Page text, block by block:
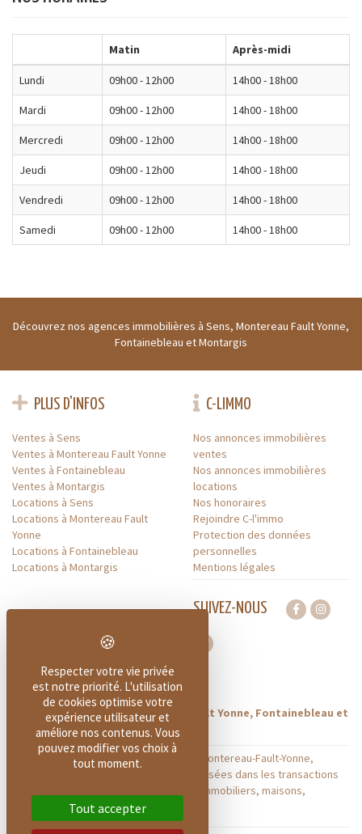
Matin Après-midi
Lundi 09h00 - 12h00 14h00 - 18h00
Mardi 09h00 - 12h00 14h00 - 18h00
Mercredi 09h00 - 12h00 14h00 - 18h00
Jeudi 09h00 - 12h00 14h00 - 18h00
Vendredi 09h00 - 12h00 14h00 - 18h00
Samedi 09h00 - 12h00 14h00 - 18h00
Découvrez nos agences immobilières à Sens, Montereau Fault Yonne,
Fontainebleau et Montargis
PLUS D'INFOS
Ventes à Sens
Ventes à Montereau Fault Yonne
Ventes à Fontainebleau
Ventes à Montargis
Locations à Sens
Locations à Montereau Fault
Yonne
Locations à Fontainebleau
Locations à Montargis
C-LIMMO
Nos annonces immobilières
ventes
Nos annonces immobilières
locations
Nos honoraires
Rejoindre C-l'immo
Protection des données
personnelles
Mentions légales
SUIVEZ-NOUS
À PROPOS DE C-L'IMMO
Votre agence à Sens, Montereau Fault Yonne, Fontainebleau et
Montargis
Nos agences C-L'IMMO situées à Sens, Montereau-Fault-Yonne,
Fontainebleau et Montargis sont spécialisées dans les transactions
immobilières, achat ou vente de biens immobiliers, maisons,
appartements, propriétés, terrains etc.
Respecter votre vie privée
est notre priorité. L'utilisation
de cookies optimise votre
expérience utilisateur et
améliore nos contenus. Vous
pouvez modifier vos choix à
tout moment.
Tout accepter